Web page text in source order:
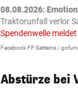
08.08.2026:
Traktorunfall verlor
Spendenwelle
Facebook FF Satteins /
Abstürze bei